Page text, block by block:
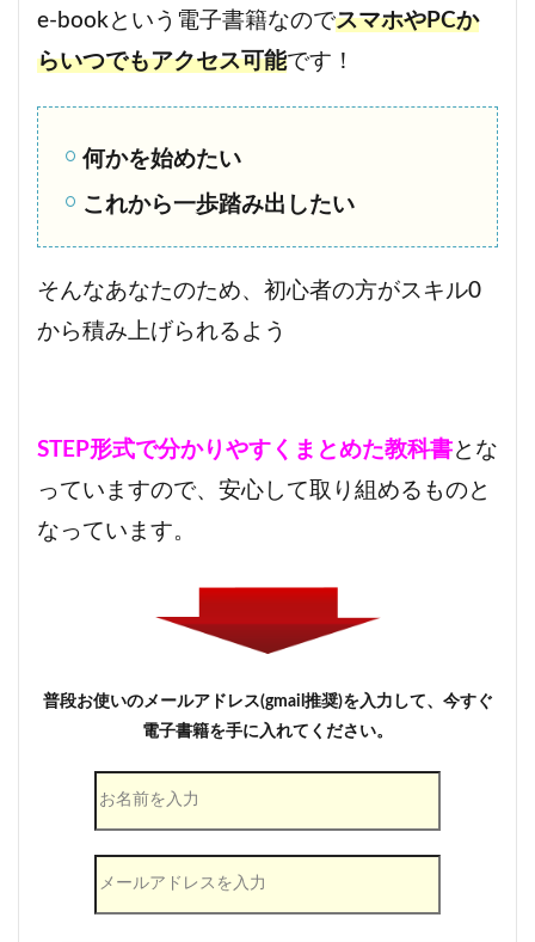
e-bookという電子書籍なのでスマホやPCか
らいつでもアクセス可能です！
何かを始めたい
これから一歩踏み出したい
そんなあなたのため、初心者の方がスキル0
から積み上げられるよう
STEP形式で分かりやすくまとめた教科書とな
っていますので、安心して取り組めるものと
なっています。
普段お使いのメールアドレス(gmail推奨)を入力して、今すぐ
電子書籍を手に入れてください。